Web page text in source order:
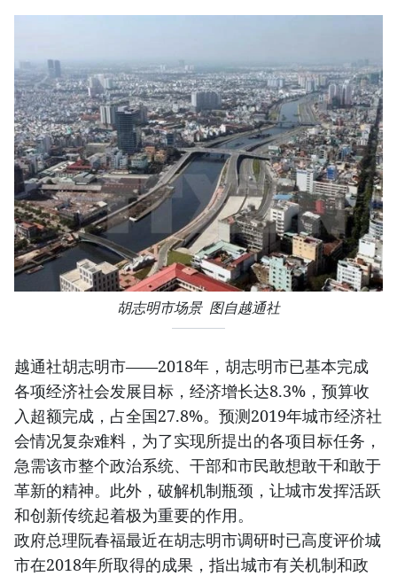
胡志明市场景 图自越通社
越通社胡志明市——2018年，胡志明市已基本完成
各项经济社会发展目标，经济增长达8.3%，预算收
入超额完成，占全国27.8%。预测2019年城市经济社
会情况复杂难料，为了实现所提出的各项目标任务，
急需该市整个政治系统、干部和市民敢想敢干和敢于
革新的精神。此外，破解机制瓶颈，让城市发挥活跃
和创新传统起着极为重要的作用。
政府总理阮春福最近在胡志明市调研时已高度评价城
市在2018年所取得的成果，指出城市有关机制和政